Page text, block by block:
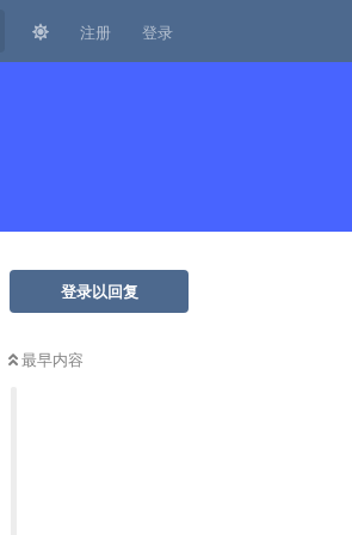
注册 登录
登录以回复
最早内容